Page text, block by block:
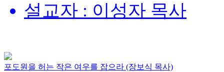
설교자 : 이성자 목사
포도원을 허는 작은 여우를 잡으라 (장보식 목사)